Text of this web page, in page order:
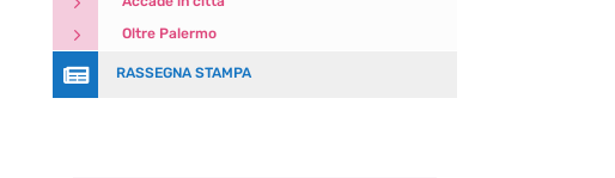
5 Oltre Palermo
 RASSEGNA STAMPA